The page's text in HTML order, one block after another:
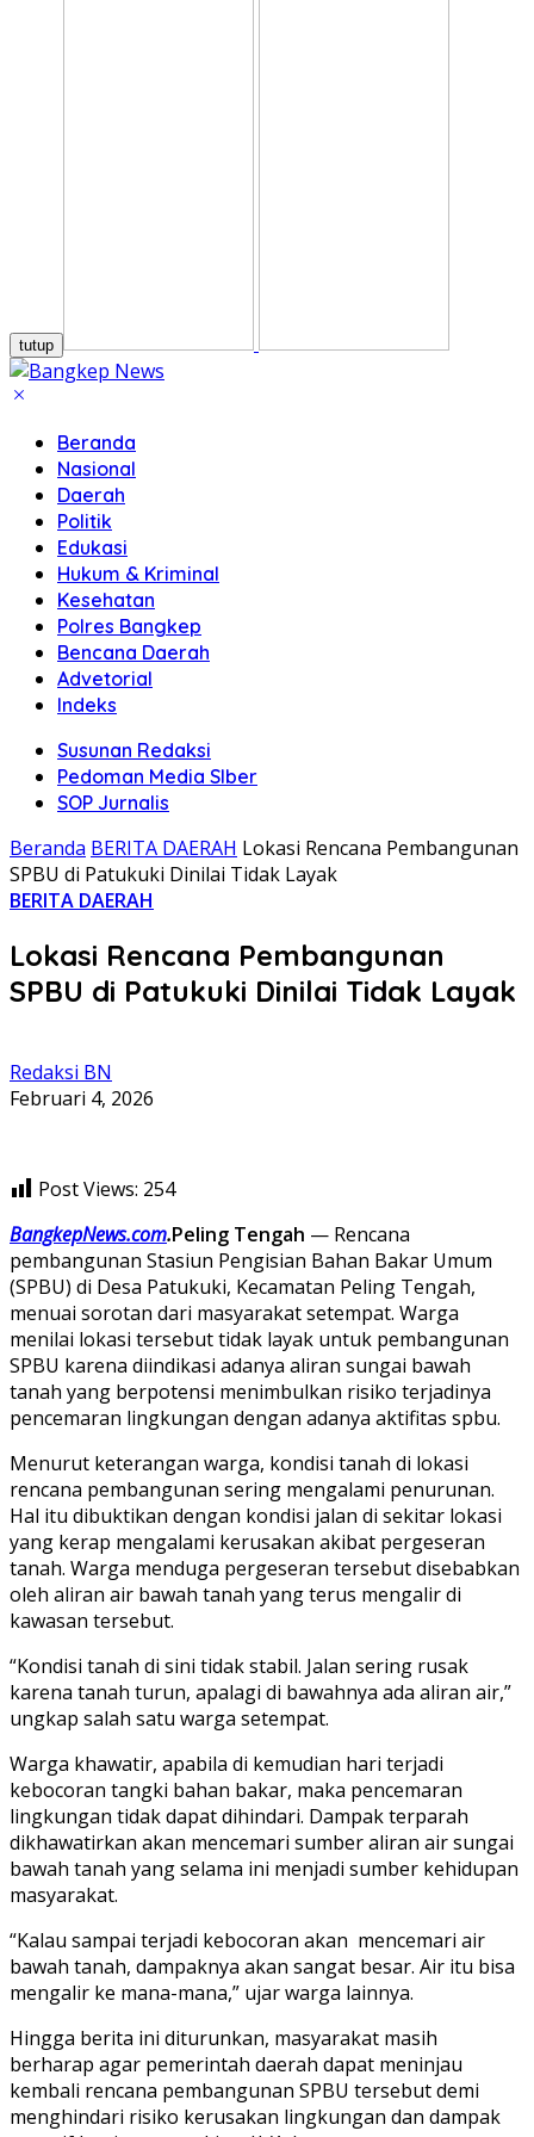
tutup
Beranda
Nasional
Daerah
Politik
Edukasi
Hukum & Kriminal
Kesehatan
Polres Bangkep
Bencana Daerah
Advetorial
Indeks
Susunan Redaksi
Pedoman Media SIber
SOP Jurnalis
Beranda BERITA DAERAH Lokasi Rencana Pembangunan
SPBU di Patukuki Dinilai Tidak Layak
BERITA DAERAH
Lokasi Rencana Pembangunan
SPBU di Patukuki Dinilai Tidak Layak
Redaksi BN
Februari 4, 2026
Post Views: 254
BangkepNews.com.Peling Tengah — Rencana
pembangunan Stasiun Pengisian Bahan Bakar Umum
(SPBU) di Desa Patukuki, Kecamatan Peling Tengah,
menuai sorotan dari masyarakat setempat. Warga
menilai lokasi tersebut tidak layak untuk pembangunan
SPBU karena diindikasi adanya aliran sungai bawah
tanah yang berpotensi menimbulkan risiko terjadinya
pencemaran lingkungan dengan adanya aktifitas spbu.
Menurut keterangan warga, kondisi tanah di lokasi
rencana pembangunan sering mengalami penurunan.
Hal itu dibuktikan dengan kondisi jalan di sekitar lokasi
yang kerap mengalami kerusakan akibat pergeseran
tanah. Warga menduga pergeseran tersebut disebabkan
oleh aliran air bawah tanah yang terus mengalir di
kawasan tersebut.
“Kondisi tanah di sini tidak stabil. Jalan sering rusak
karena tanah turun, apalagi di bawahnya ada aliran air,”
ungkap salah satu warga setempat.
Warga khawatir, apabila di kemudian hari terjadi
kebocoran tangki bahan bakar, maka pencemaran
lingkungan tidak dapat dihindari. Dampak terparah
dikhawatirkan akan mencemari sumber aliran air sungai
bawah tanah yang selama ini menjadi sumber kehidupan
masyarakat.
“Kalau sampai terjadi kebocoran akan mencemari air
bawah tanah, dampaknya akan sangat besar. Air itu bisa
mengalir ke mana-mana,” ujar warga lainnya.
Hingga berita ini diturunkan, masyarakat masih
berharap agar pemerintah daerah dapat meninjau
kembali rencana pembangunan SPBU tersebut demi
menghindari risiko kerusakan lingkungan dan dampak